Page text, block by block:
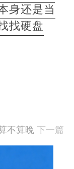
身还是当
找硬盘
不算晚下一篇